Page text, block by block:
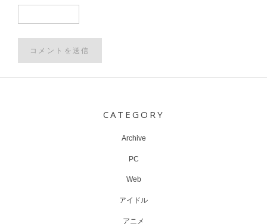
CATEGORY
Archive
PC
Web
アイドル
アニメ